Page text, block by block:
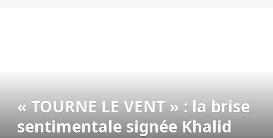
« TOURNE LE VENT » : la brise
sentimentale signée Khalid